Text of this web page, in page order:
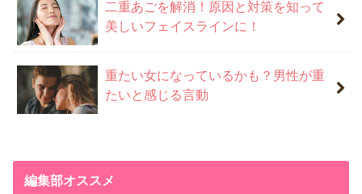
二重あごを解消！原因と対策を知って
美しいフェイスラインに！
重たい女になっているかも？男性が重
たいと感じる言動
編集部オススメ